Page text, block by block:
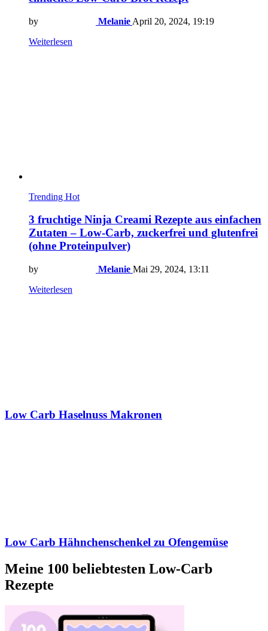
by Melanie April 20, 2024, 19:19
Weiterlesen
Trending Hot
3 fruchtige Ninja Creami Rezepte aus einfachen
Zutaten – Low-Carb, zuckerfrei und glutenfrei
(ohne Proteinpulver)
by Melanie Mai 29, 2024, 13:11
Weiterlesen
Low Carb Haselnuss Makronen
Low Carb Hähnchenschenkel zu Ofengemüse
Meine 100 beliebtesten Low-Carb
Rezepte